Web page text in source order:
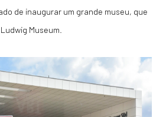
de inaugurar um grande museu, que
Museum.